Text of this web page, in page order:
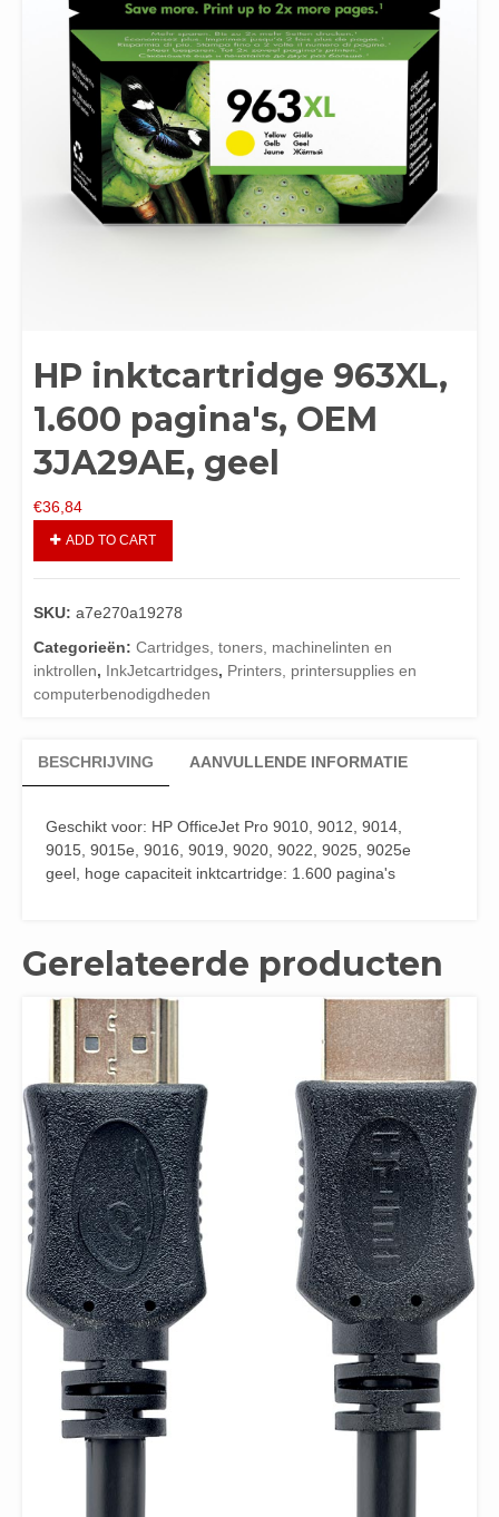
HP inktcartridge 963XL,
1.600 pagina's, OEM
3JA29AE, geel
€36,84
ADD TO CART
SKU: a7e270a19278
Categorieën: Cartridges, toners, machinelinten en
inktrollen, InkJetcartridges, Printers, printersupplies en
computerbenodigdheden
BESCHRIJVING AANVULLENDE INFORMATIE
Geschikt voor: HP OfficeJet Pro 9010, 9012, 9014,
9015, 9015e, 9016, 9019, 9020, 9022, 9025, 9025e
geel, hoge capaciteit inktcartridge: 1.600 pagina's
Gerelateerde producten